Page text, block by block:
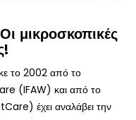
μικροσκοπικές
το 2002 από το
(IFAW) και από το
έχει αναλάβει την